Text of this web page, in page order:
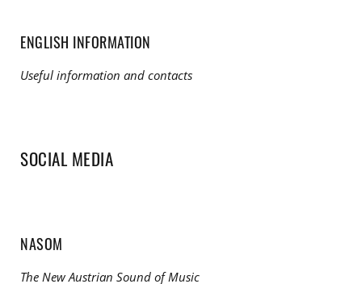
ENGLISH INFORMATION
Useful information and contacts
SOCIAL MEDIA
NASOM
The New Austrian Sound of Music